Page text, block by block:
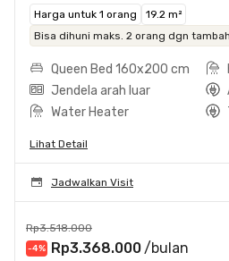
Harga untuk 1 orang
19.2 m²
Bisa dihuni maks. 2 orang dgn
Queen Bed 160x200 cm
Jendela arah luar
Water Heater
Lihat Detail
Jadwalkan Visit
Rp3.518.000
-4% Rp3.368.000 /bulan